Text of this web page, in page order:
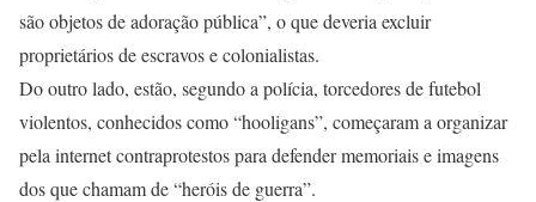
são objetos de adoração pública”, o que deveria excluir
proprietários de escravos e colonialistas.
Do outro lado, estão, segundo a polícia, torcedores de futebol
violentos, conhecidos como “hooligans”, começaram a organizar
pela internet contraprotestos para defender memoriais e imagens
dos que chamam de “heróis de guerra”.